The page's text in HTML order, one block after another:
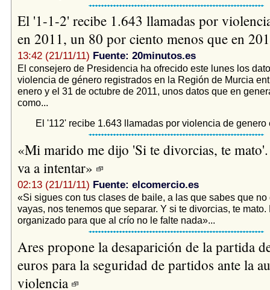
El '1-1-2' recibe 1.643 llamadas por
en 2011, un 80 por ciento menos que en
13:42 (21/11/11) Fuente: 20minutos.es
El consejero de Presidencia ha ofrecido este lunes los
violencia de género registrados en la Región de Murcia
enero y el 31 de octubre de 2011, unos datos que en
como...
El '112' recibe 1.643 llamadas por violencia de genero
«Mi marido me dijo 'Si te divorcias, te
va a intentar»
02:13 (21/11/11) Fuente: elcomercio.es
«Si sigues con tus clases de baile, a las que sabes que no
vayas, nos tenemos que separar. Y si te divorcias, te mato.
organizado para que al crío no le falte nada»...
Ares propone la desaparición de la partida
euros para la seguridad de partidos ante la
violencia